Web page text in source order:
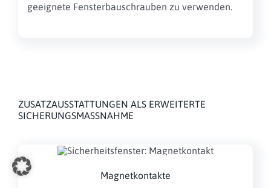
geeignete Fensterbauschrauben zu verwenden.
ZUSATZAUSSTATTUNGEN ALS ERWEITERTE
SICHERUNGSMASSNAHME
Magnetkontakte